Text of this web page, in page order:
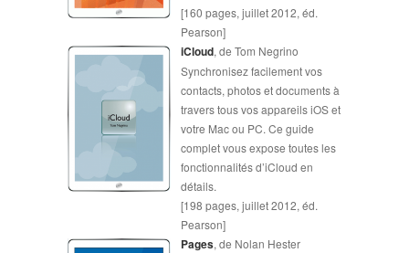
[160 pages, juillet 2012, éd.
Pearson]
iCloud, de Tom Negrino
Synchronisez facilement vos
contacts, photos et documents à
travers tous vos appareils iOS et
votre Mac ou PC. Ce guide
complet vous expose toutes les
fonctionnalités d’iCloud en
détails.
[198 pages, juillet 2012, éd.
Pearson]
Pages, de Nolan Hester